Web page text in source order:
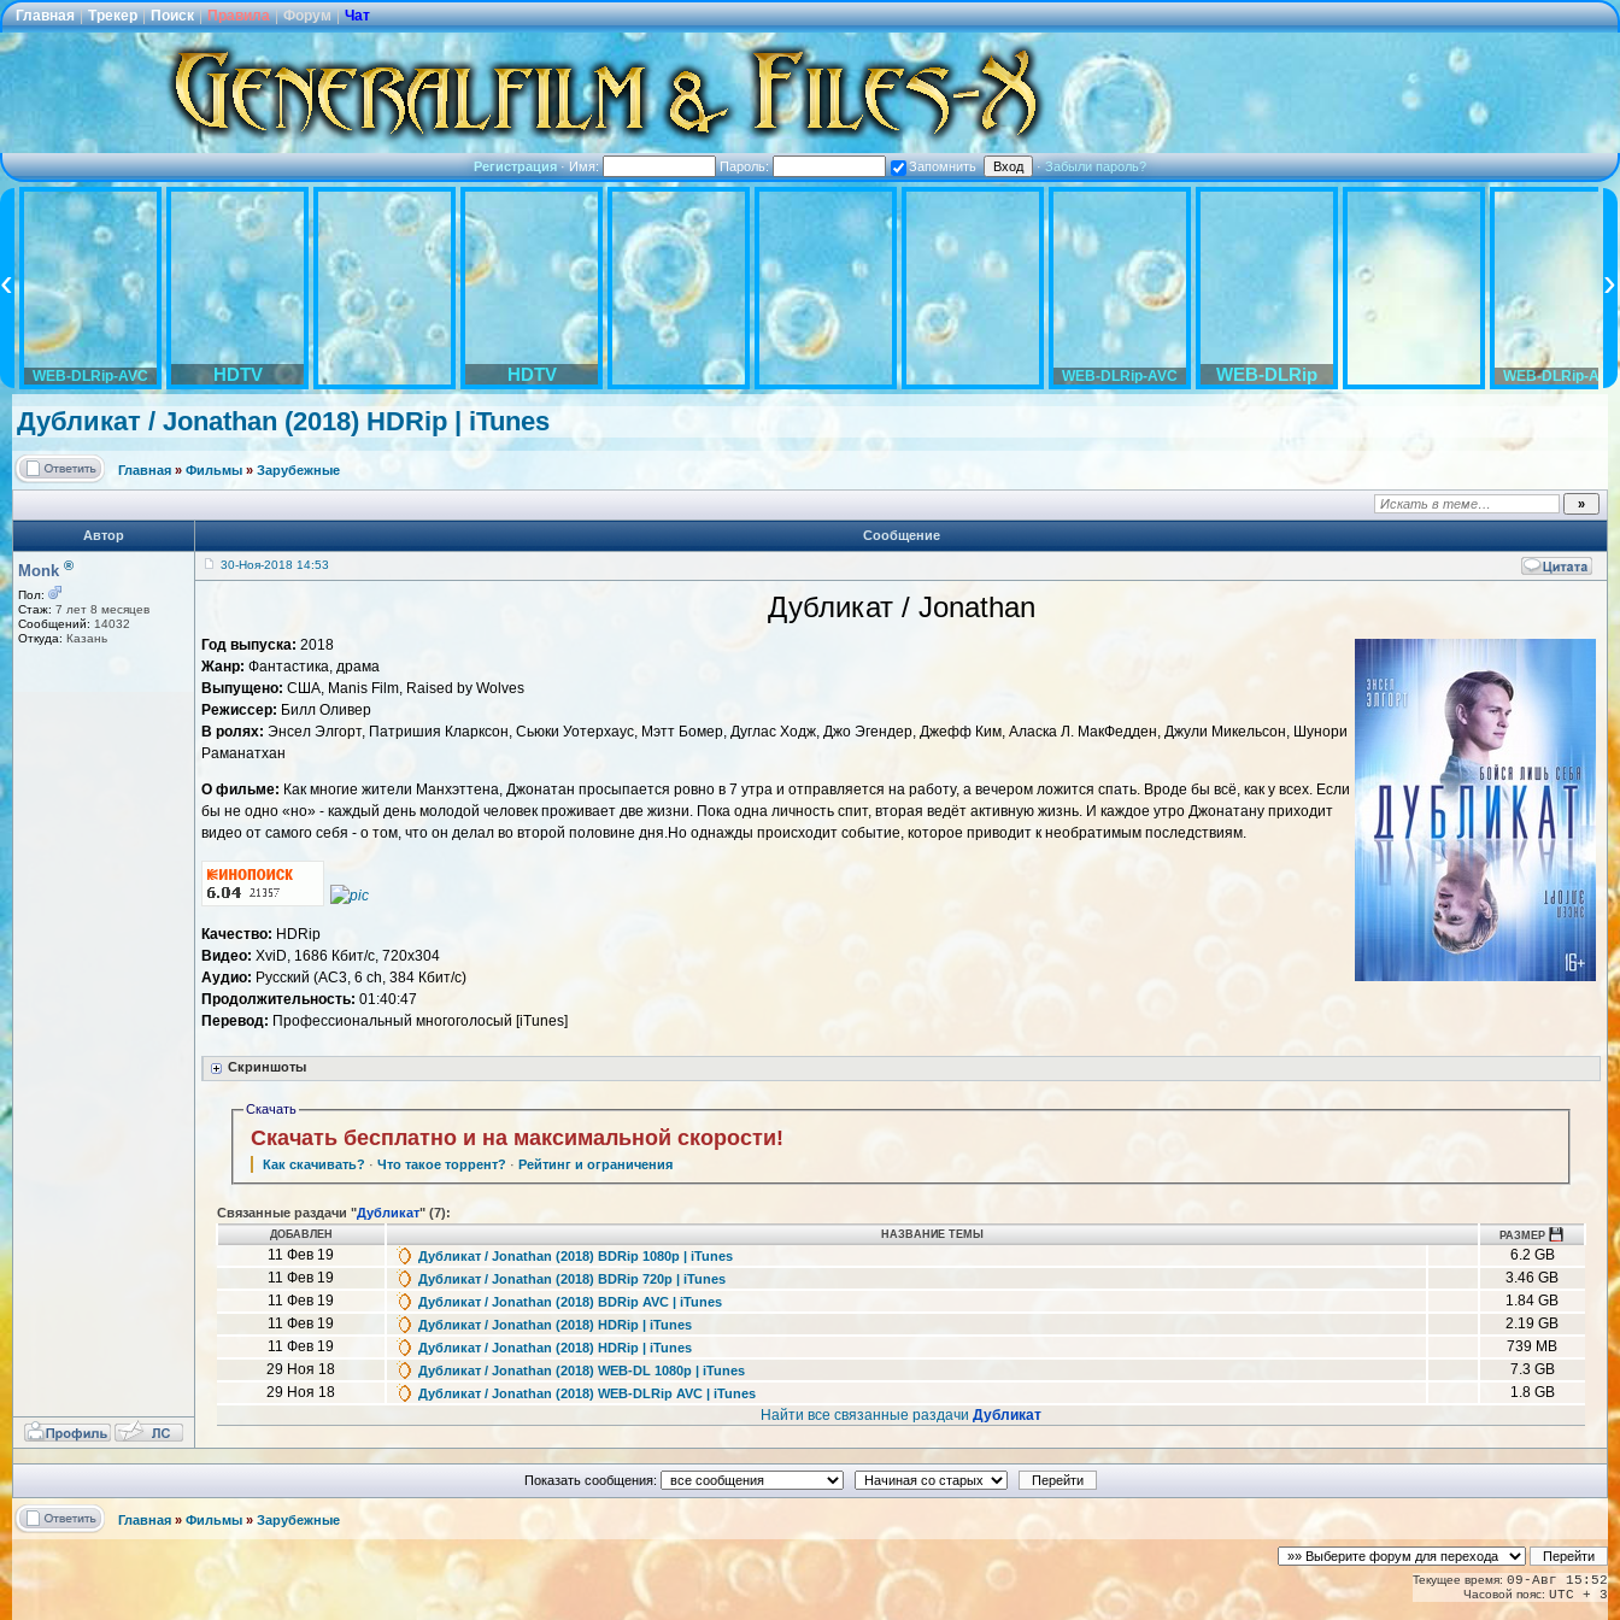
Главная | Трекер | Поиск | Правила | Форум | Чат
Регистрация·Имя: Пароль: Запомнить ·Забыли пароль?
WEB-DLRip-AVC HDTV HDTV WEB-DLRip-AVC WEB-DLRip WEB-DLRip-AVC
Дубликат / Jonathan (2018) HDRip | iTunes
Главная » Фильмы » Зарубежные
Автор Сообщение
Monk ®
Пол:
Стаж: 7 лет 8 месяцев
Сообщений: 14032
Откуда: Казань
30-Ноя-2018 14:53
Дубликат / Jonathan
Год выпуска: 2018
Жанр: Фантастика, драма
Выпущено: США, Manis Film, Raised by Wolves
Режиссер: Билл Оливер
В ролях: Энсел Элгорт, Патришия Кларксон, Сьюки Уотерхаус, Мэтт Бомер, Дуглас Ходж, Джо Эгендер, Джефф Ким, Аласка Л. МакФедден, Джули Микельсон, Шунори
Раманатхан
О фильме: Как многие жители Манхэттена, Джонатан просыпается ровно в 7 утра и отправляется на работу, а вечером ложится спать. Вроде бы всё, как у всех. Если
бы не одно «но» - каждый день молодой человек проживает две жизни. Пока одна личность спит, вторая ведёт активную жизнь. И каждое утро Джонатану приходит
видео от самого себя - о том, что он делал во второй половине дня.Но однажды происходит событие, которое приводит к необратимым последствиям.
Качество: HDRip
Видео: XviD, 1686 Кбит/с, 720x304
Аудио: Русский (AC3, 6 ch, 384 Кбит/с)
Продолжительность: 01:40:47
Перевод: Профессиональный многоголосый [iTunes]
Скриншоты
Скачать
Скачать бесплатно и на максимальной скорости!
Как скачивать? ·Что такое торрент? · Рейтинг и ограничения
Связанные раздачи "Дубликат" (7):
ДОБАВЛЕН НАЗВАНИЕ ТЕМЫ РАЗМЕР
11 Фев 19 Дубликат / Jonathan (2018) BDRip 1080p | iTunes
6.2 GB
11 Фев 19
Дубликат / Jonathan (2018) BDRip 720p | iTunes
3.46 GB
11 Фев 19
Дубликат / Jonathan (2018) BDRip AVC | iTunes
1.84 GB
11 Фев 19
Дубликат / Jonathan (2018) HDRip | iTunes
2.19 GB
11 Фев 19
Дубликат / Jonathan (2018) HDRip | iTunes
739 MB
29 Ноя 18
Дубликат / Jonathan (2018) WEB-DL 1080p | iTunes
7.3 GB
29 Ноя 18
Дубликат / Jonathan (2018) WEB-DLRip AVC | iTunes
1.8 GB
Найти все связанные раздачи Дубликат
Показать сообщения:
Главная » Фильмы » Зарубежные
Текущее время: 09-Авг 15:52
Часовой пояс: UTC + 3